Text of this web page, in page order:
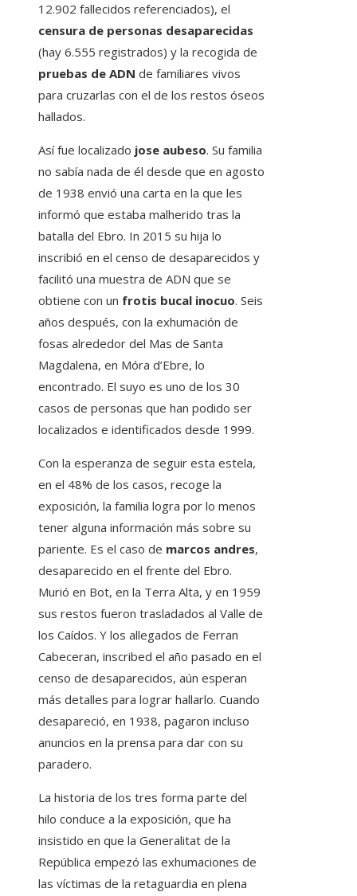
12.902 fallecidos referenciados), el
censura de personas desaparecidas
(hay 6.555 registrados) y la recogida de
pruebas de ADN de familiares vivos
para cruzarlas con el de los restos óseos
hallados.
Así fue localizado jose aubeso. Su familia
no sabía nada de él desde que en agosto
de 1938 envió una carta en la que les
informó que estaba malherido tras la
batalla del Ebro. In 2015 su hija lo
inscribió en el censo de desaparecidos y
facilitó una muestra de ADN que se
obtiene con un frotis bucal inocuo. Seis
años después, con la exhumación de
fosas alrededor del Mas de Santa
Magdalena, en Móra d’Ebre, lo
encontrado. El suyo es uno de los 30
casos de personas que han podido ser
localizados e identificados desde 1999.
Con la esperanza de seguir esta estela,
en el 48% de los casos, recoge la
exposición, la familia logra por lo menos
tener alguna información más sobre su
pariente. Es el caso de marcos andres,
desaparecido en el frente del Ebro.
Murió en Bot, en la Terra Alta, y en 1959
sus restos fueron trasladados al Valle de
los Caídos. Y los allegados de Ferran
Cabeceran, inscribed el año pasado en el
censo de desaparecidos, aún esperan
más detalles para lograr hallarlo. Cuando
desapareció, en 1938, pagaron incluso
anuncios en la prensa para dar con su
paradero.
La historia de los tres forma parte del
hilo conduce a la exposición, que ha
insistido en que la Generalitat de la
República empezó las exhumaciones de
las víctimas de la retaguardia en plena